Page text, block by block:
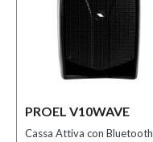
Novità
(2)
PROEL V10WAVE
Cassa Attiva con Bluetooth